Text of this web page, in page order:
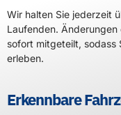
Wir halten Sie jederzeit
Laufenden.
sofort mitgeteilt, sodass
erleben.
Erkennbare